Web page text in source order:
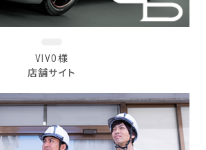
VIVO様
店舗サイト